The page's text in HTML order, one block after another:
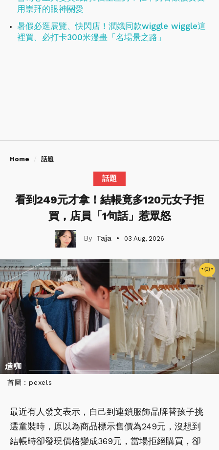
用崇拜的眼神關愛
暑假必逛展覽、快閃店！潤娥同款wiggle wiggle這
裡買、必打卡300米漫畫「名場景之路」
Home 話題
話題
看到249元才拿！結帳竟多120元女子拒
買，店員「1句話」惹眾怒
Taja 03 Aug, 2026
首圖：pexels
最近有人發文表示，自己到連鎖服飾品牌替孩子挑
選童裝時，原以為商品標示售價為249元，沒想到
結帳時卻發現價格變成369元，當場拒絕購買，卻